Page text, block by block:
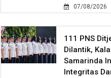
07/08/2026
111 PNS
Dilantik,
Samarinda
Integritas